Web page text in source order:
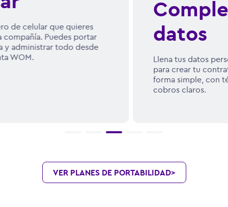
Completa tus
datos
Llena tus datos personales y datos de pago
para crear tu contrato de portabilidad de
forma simple, con términos de servicio y
VER PLANES DE PORTABILIDAD>